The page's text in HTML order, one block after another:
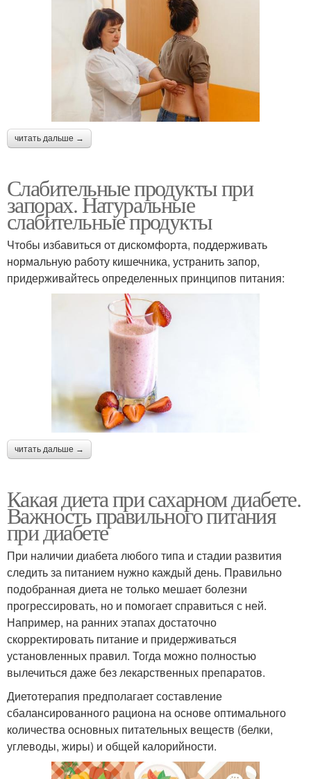
читать дальше →
Слабительные продукты при
запорах. Натуральные
слабительные продукты
Чтобы избавиться от дискомфорта, поддерживать
нормальную работу кишечника, устранить запор,
придерживайтесь определенных принципов питания:
читать дальше →
Какая диета при сахарном диабете.
Важность правильного питания
при диабете
При наличии диабета любого типа и стадии развития
следить за питанием нужно каждый день. Правильно
подобранная диета не только мешает болезни
прогрессировать, но и помогает справиться с ней.
Например, на ранних этапах достаточно
скорректировать питание и придерживаться
установленных правил. Тогда можно полностью
вылечиться даже без лекарственных препаратов.
Диетотерапия предполагает составление
сбалансированного рациона на основе оптимального
количества основных питательных веществ (белки,
углеводы, жиры) и общей калорийности.